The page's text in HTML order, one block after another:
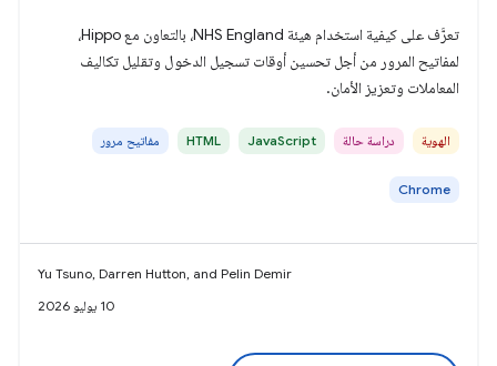
تعرَّف على كيفية استخدام هيئة NHS England، بالتعاون مع Hippo،
لمفاتيح المرور من أجل تحسين أوقات تسجيل الدخول وتقليل تكاليف
المعاملات وتعزيز الأمان.
الهوية دراسة حالة JavaScript
HTML مفاتيح مرور
Chrome
Yu Tsuno, Darren Hutton, and Pelin Demir
10 يوليو 2026